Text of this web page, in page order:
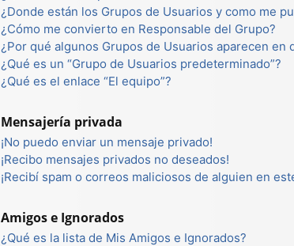
¿Donde están los Grupos de Usuarios y como me
¿Cómo me convierto en Responsable del Grupo?
¿Por qué algunos Grupos de Usuarios aparecen en
¿Qué es un “Grupo de Usuarios predeterminado”?
¿Qué es el enlace “El equipo”?
Mensajería privada
¡No puedo enviar un mensaje privado!
¡Recibo mensajes privados no deseados!
¡Recibí spam o correos maliciosos de alguien en
Amigos e Ignorados
¿Qué es la lista de Mis Amigos e Ignorados?